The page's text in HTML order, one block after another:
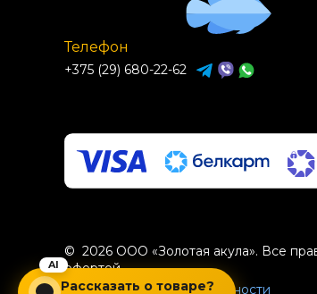
Телефон
+375 (29) 680-22-62
© 2026 ООО «Золотая акула». Все
офертой.
Политика конфиденциальности
Рассказать о товаре?